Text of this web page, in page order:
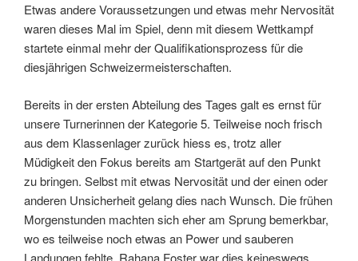
Etwas andere Voraussetzungen und etwas mehr Nervosität
waren dieses Mal im Spiel, denn mit diesem Wettkampf
startete einmal mehr der Qualifikationsprozess für die
diesjährigen Schweizermeisterschaften.
Bereits in der ersten Abteilung des Tages galt es ernst für
unsere Turnerinnen der Kategorie 5. Teilweise noch frisch
aus dem Klassenlager zurück hiess es, trotz aller
Müdigkeit den Fokus bereits am Startgerät auf den Punkt
zu bringen. Selbst mit etwas Nervosität und der einen oder
anderen Unsicherheit gelang dies nach Wunsch. Die frühen
Morgenstunden machten sich eher am Sprung bemerkbar,
wo es teilweise noch etwas an Power und sauberen
Landungen fehlte. Rahana Foster war dies keineswegs